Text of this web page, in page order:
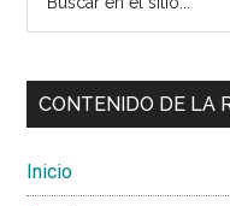
sitio...
CONTENIDO DE LA
Inicio